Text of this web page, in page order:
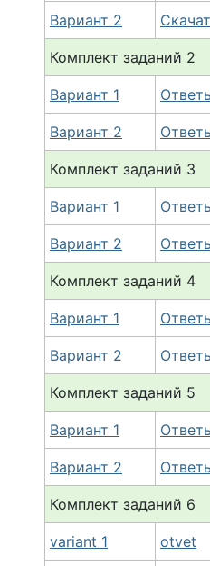
Вариант 2
Комплект заданий 2
Вариант 1
Вариант 2
Комплект заданий 3
Вариант 1
Вариант 2
Комплект заданий 4
Вариант 1
Вариант 2
Комплект заданий 5
Вариант 1
Вариант 2
Комплект заданий 6
variant 1 otvet